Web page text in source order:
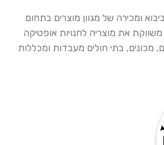
ומכירה של מגוון מוצרים בתחום
את מוצריה לחנויות אופטיקה
מכונים, בתי חולים מעבדות ומכללות